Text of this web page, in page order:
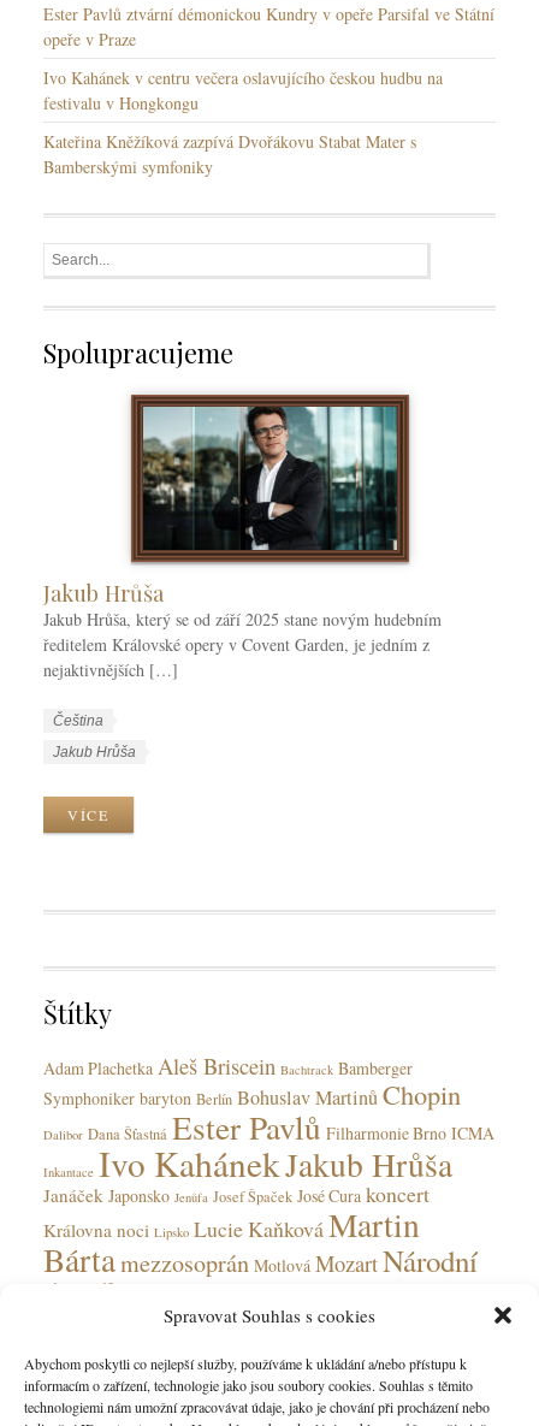
Spravovat Souhlas s cookies
Abychom poskytli co nejlepší služby, používáme k ukládání a/nebo přístupu k
informacím o zařízení, technologie jako jsou soubory cookies. Souhlas s těmito
technologiemi nám umožní zpracovávat údaje, jako je chování při procházení nebo
Ester Pavlů ztvární démonickou Kundry v opeře Parsifal ve Státní
opeře v Praze
Ivo Kahánek v centru večera oslavujícího českou hudbu na
festivalu v Hongkongu
Kateřina Kněžíková zazpívá Dvořákovu Stabat Mater s
Bamberskými symfoniky
Spolupracujeme
Jakub Hrůša
Jakub Hrůša, který se od září 2025 stane novým hudebním
ředitelem Královské opery v Covent Garden, je jedním z
nejaktivnějších […]
W
k
e
i
s
y
Čeština
W
k
g
Jakub Hrůša
VÍCE
Štítky
Adam Plachetka Aleš Briscein Bachtrack Bamberger
Symphoniker baryton Berlín Bohuslav MartinůChopin
Dalibor Dana Šťastná Ester Pavlů Filharmonie Brno ICMA
Inkantace Ivo KahánekJakub Hrůša
Janáček Japonsko Jenůfa Josef Špaček José Cura koncert
Královna noci Lipsko Lucie Kaňková Martin
Bártamezzosoprán Motlová MozartNárodní
divadlo
Ohnivý andělOlga Jelínková
Ostrava Peter Valentovič Prokofjev Rudolfinum
Saarbrücken soprán Státní opera tenorista Verdi Česká